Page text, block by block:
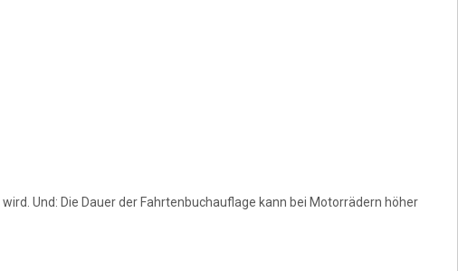
Und: Die Dauer der Fahrtenbuchauflage kann bei Motorrädern höher